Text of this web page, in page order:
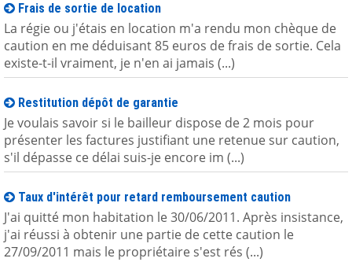
Frais de sortie de location
La régie ou j'étais en location m'a rendu mon chèque de
caution en me déduisant 85 euros de frais de sortie. Cela
existe-t-il vraiment, je n'en ai jamais (...)
Restitution dépôt de garantie
Je voulais savoir si le bailleur dispose de 2 mois pour
présenter les factures justifiant une retenue sur caution,
s'il dépasse ce délai suis-je encore im (...)
Taux d'intérêt pour retard remboursement caution
J'ai quitté mon habitation le 30/06/2011. Après insistance,
j'ai réussi à obtenir une partie de cette caution le
27/09/2011 mais le propriétaire s'est rés (...)